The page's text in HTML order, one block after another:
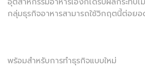
กลุ่มธุรกิจอาหารสามารถใช้วิกฤตนี้ต่อยอ
พร้อมสำหรับการทำธุรกิจแบบใหม่